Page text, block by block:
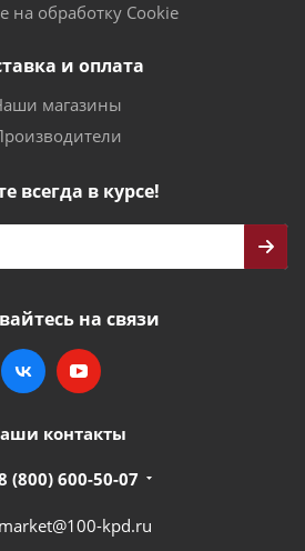
на обработку Cookie
и оплата
магазины
всегда в курсе!
на связи
контакты
(800) 600-50-07
market@100-kpd.ru